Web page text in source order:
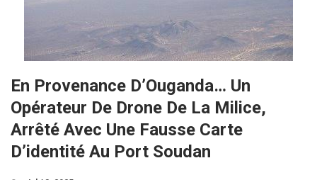
En Provenance D’Ouganda… Un
Opérateur De Drone De La Milice,
Arrêté Avec Une Fausse Carte
D’identité Au Port Soudan